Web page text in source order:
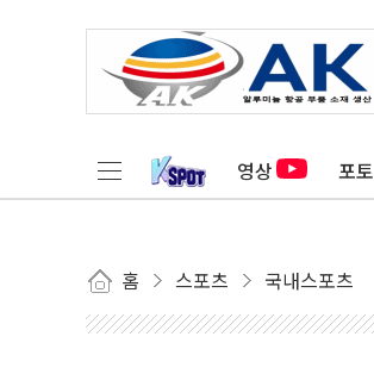
영상 포토
홈 스포츠 국내스포츠